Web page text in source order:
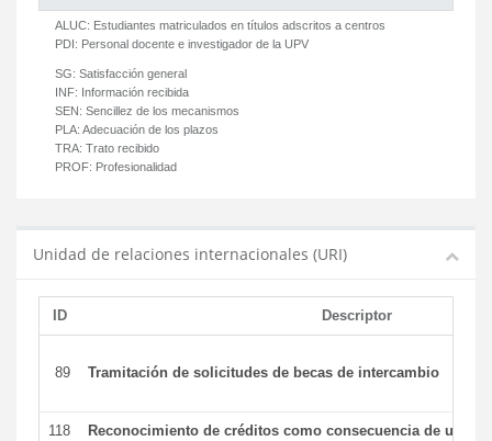
ALUC: Estudiantes matriculados en títulos adscritos a centros
PDI: Personal docente e investigador de la UPV
SG: Satisfacción general
INF: Información recibida
SEN: Sencillez de los mecanismos
PLA: Adecuación de los plazos
TRA: Trato recibido
PROF: Profesionalidad
Unidad de relaciones internacionales (URI)
ID Descriptor
89 Tramitación de solicitudes de becas de intercambio
118 Reconocimiento de créditos como consecuencia de un